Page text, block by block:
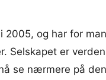
2005, og har for
Selskapet er
se nærmere på